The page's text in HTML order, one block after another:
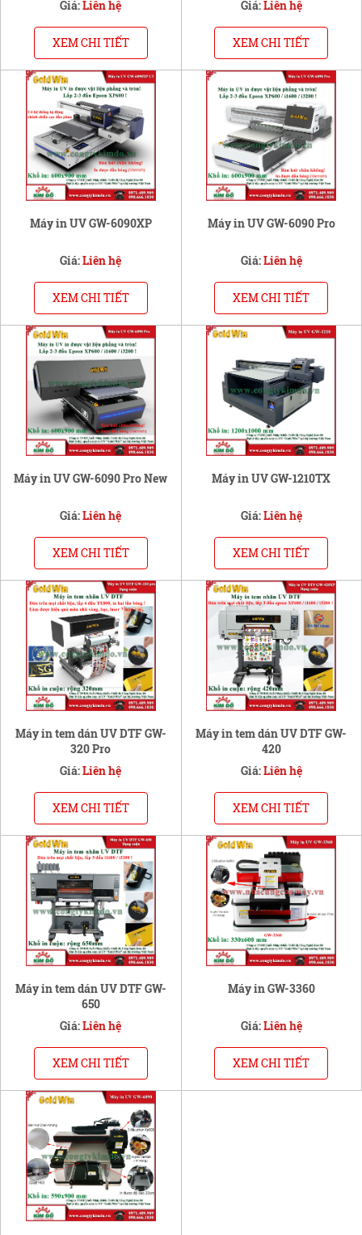
Giá:Liên hệ
XEM CHI TIẾT
Giá:Liên hệ
XEM CHI TIẾT
Máy in UV GW-6090XP
Giá:Liên hệ
XEM CHI TIẾT
Máy in UV GW-6090 Pro
Giá:Liên hệ
XEM CHI TIẾT
Máy in UV GW-6090 Pro New
Giá:Liên hệ
XEM CHI TIẾT
Máy in UV GW-1210TX
Giá:Liên hệ
XEM CHI TIẾT
Máy in tem dán UV DTF GW-
320 Pro
Giá:Liên hệ
XEM CHI TIẾT
Máy in tem dán UV DTF GW-
420
Giá:Liên hệ
XEM CHI TIẾT
Máy in tem dán UV DTF GW-
650
Giá:Liên hệ
XEM CHI TIẾT
Máy in GW-3360
Giá:Liên hệ
XEM CHI TIẾT